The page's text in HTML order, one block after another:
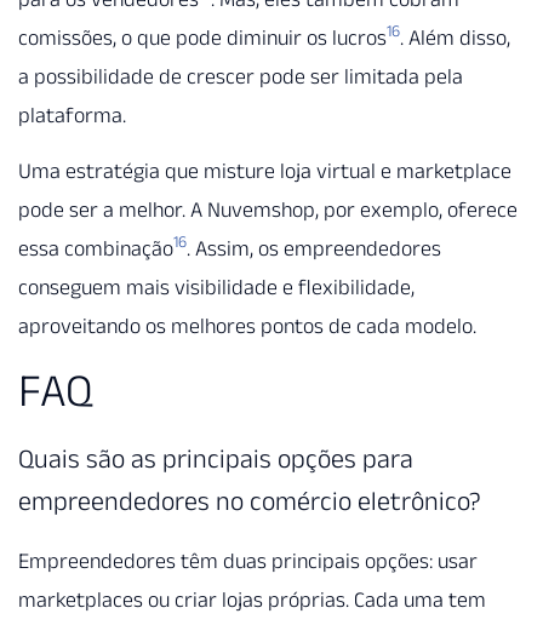
comissões, o que pode diminuir os lucros16. Além disso,
a possibilidade de crescer pode ser limitada pela
plataforma.
Uma estratégia que misture loja virtual e marketplace
pode ser a melhor. A Nuvemshop, por exemplo, oferece
essa combinação16. Assim, os empreendedores
conseguem mais visibilidade e flexibilidade,
aproveitando os melhores pontos de cada modelo.
FAQ
Quais são as principais opções para
empreendedores no comércio eletrônico?
Empreendedores têm duas principais opções: usar
marketplaces ou criar lojas próprias. Cada uma tem